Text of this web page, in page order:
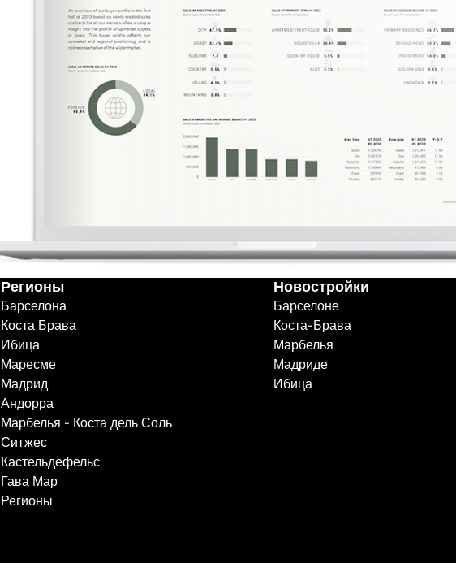
Регионы
Барселона
Коста Брава
Ибица
Маресме
Мадрид
Андорра
Марбелья - Коста дель Соль
Ситжес
Кастельдефельс
Гава Мар
Регионы
Новостройки
Барселоне
Коста-Брава
Марбелья
Мадриде
Ибица